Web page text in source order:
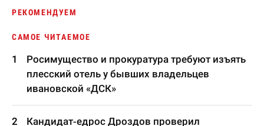
РЕКОМЕНДУЕМ
САМОЕ ЧИТАЕМОЕ
Росимущество и прокуратура требуют изъять
плесский отель у бывших владельцев
ивановской «ДСК»
Кандидат-едрос Дроздов проверил